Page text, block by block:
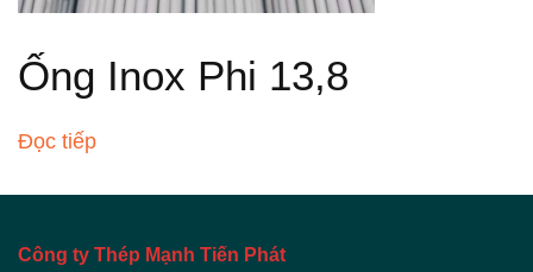
Ống Inox Phi 13,8
Đọc tiếp
Công ty Thép Mạnh Tiến Phát